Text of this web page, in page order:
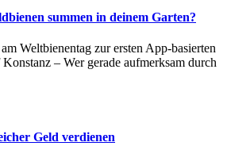
summen in deinem Garten?
Weltbienentag zur ersten App-basierten
– Wer gerade aufmerksam durch
Geld verdienen